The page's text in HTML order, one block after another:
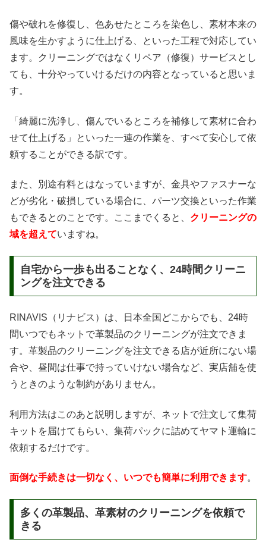
傷や破れを修復し、色あせたところを染色し、素材本来の
風味を生かすように仕上げる、といった工程で対応してい
ます。クリーニングではなくリペア（修復）サービスとし
ても、十分やっていけるだけの内容となっていると思いま
す。
「綺麗に洗浄し、傷んでいるところを補修して素材に合わ
せて仕上げる」といった一連の作業を、すべて安心して依
頼することができる訳です。
また、別途有料とはなっていますが、金具やファスナーな
どが劣化・破損している場合に、パーツ交換といった作業
もできるとのことです。ここまでくると、 クリーニングの
域を超えていますね。
自宅から一歩も出ることなく、24時間クリーニ
ングを注文できる
RINAVIS（リナビス）は、日本全国どこからでも、24時
間いつでもネットで革製品のクリーニングが注文できま
す。革製品のクリーニングを注文できる店が近所にない場
合や、昼間は仕事で持っていけない場合など、実店舗を使
うときのような制約がありません。
利用方法はこのあと説明しますが、ネットで注文して集荷
キットを届けてもらい、集荷パックに詰めてヤマト運輸に
依頼するだけです。
面倒な手続きは一切なく、いつでも簡単に利用できます。
多くの革製品、革素材のクリーニングを依頼で
きる